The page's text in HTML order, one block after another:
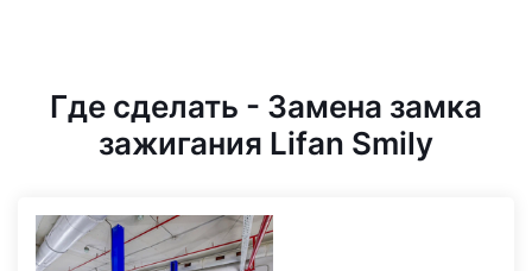
Где сделать - Замена замка
зажигания Lifan Smily